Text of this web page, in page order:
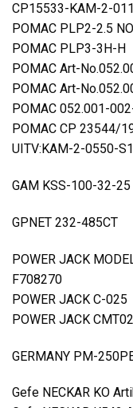
CP15533-KAM-2-
POMAC PLP2-2.5
POMAC PLP3-3H-H
POMAC Art-
POMAC Art-
POMAC 052.001-
POMAC CP 23544/
UITV:KAM-2-0550-
GAM KSS-100-32-25
GPNET 232-485CT
POWER JACK
F708270
POWER JACK C-025
POWER JACK
GERMANY PM-
Gefe NECKAR KO